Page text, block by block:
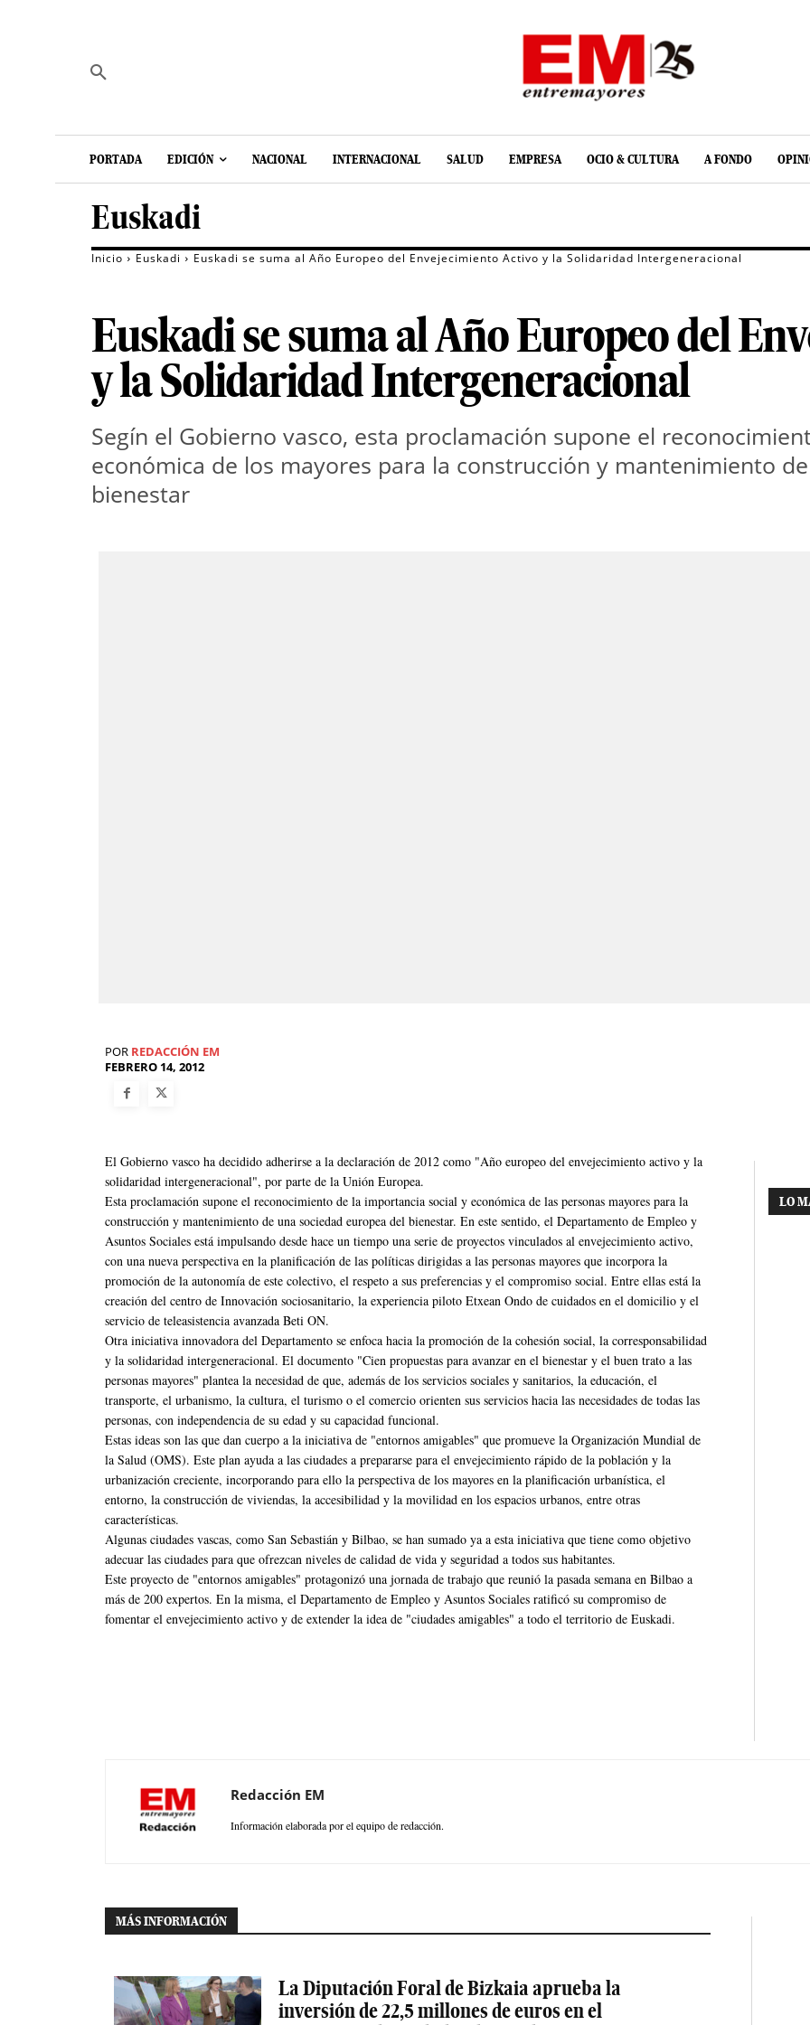
PORTADA EDICIÓN NACIONAL INTERNACIONAL SALUD EMPRESA OCIO & CULTURA A FONDO
Euskadi
Inicio Euskadi Euskadi se suma al Año Europeo del Envejecimiento Activo y la Solidaridad Intergeneracional
Euskadi se suma al Año Europeo del
y la Solidaridad Intergeneracional
Segín el Gobierno vasco, esta proclamación supone el
económica de los mayores para la construcción y mantenimiento
bienestar
POR REDACCIÓN EM
FEBRERO 14, 2012
El Gobierno vasco ha decidido adherirse a la declaración de 2012 como "Año europeo del envejecimiento activo y la
solidaridad intergeneracional", por parte de la Unión Europea.
Esta proclamación supone el reconocimiento de la importancia social y económica de las personas mayores para la
construcción y mantenimiento de una sociedad europea del bienestar. En este sentido, el Departamento de Empleo y
Asuntos Sociales está impulsando desde hace un tiempo una serie de proyectos vinculados al envejecimiento activo,
con una nueva perspectiva en la planificación de las políticas dirigidas a las personas mayores que incorpora la
promoción de la autonomía de este colectivo, el respeto a sus preferencias y el compromiso social. Entre ellas está la
creación del centro de Innovación sociosanitario, la experiencia piloto Etxean Ondo de cuidados en el domicilio y el
servicio de teleasistencia avanzada Beti ON.
Otra iniciativa innovadora del Departamento se enfoca hacia la promoción de la cohesión social, la corresponsabilidad
y la solidaridad intergeneracional. El documento "Cien propuestas para avanzar en el bienestar y el buen trato a las
personas mayores" plantea la necesidad de que, además de los servicios sociales y sanitarios, la educación, el
transporte, el urbanismo, la cultura, el turismo o el comercio orienten sus servicios hacia las necesidades de todas las
personas, con independencia de su edad y su capacidad funcional.
Estas ideas son las que dan cuerpo a la iniciativa de "entornos amigables" que promueve la Organización Mundial de
la Salud (OMS). Este plan ayuda a las ciudades a prepararse para el envejecimiento rápido de la población y la
urbanización creciente, incorporando para ello la perspectiva de los mayores en la planificación urbanística, el
entorno, la construcción de viviendas, la accesibilidad y la movilidad en los espacios urbanos, entre otras
características.
Algunas ciudades vascas, como San Sebastián y Bilbao, se han sumado ya a esta iniciativa que tiene como objetivo
adecuar las ciudades para que ofrezcan niveles de calidad de vida y seguridad a todos sus habitantes.
Este proyecto de "entornos amigables" protagonizó una jornada de trabajo que reunió la pasada semana en Bilbao a
más de 200 expertos. En la misma, el Departamento de Empleo y Asuntos Sociales ratificó su compromiso de
fomentar el envejecimiento activo y de extender la idea de "ciudades amigables" a todo el territorio de Euskadi.
LO
Redacción EM
Información elaborada por el equipo de redacción.
MÁS INFORMACIÓN
La Diputación Foral de Bizkaia aprueba la
inversión de 22,5 millones de euros en el